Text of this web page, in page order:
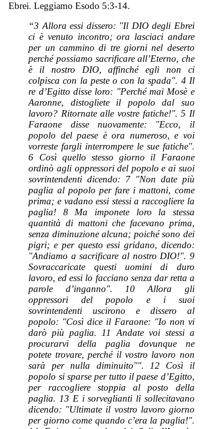
Ebrei. Leggiamo Esodo 5:3-14.
“3 Allora essi dissero: "Il DIO degli Ebrei
ci è venuto incontro; ora lasciaci andare
per un cammino di tre giorni nel deserto
perché possiamo sacrificare all’Eterno, che
è il nostro DIO, affinché egli non ci
colpisca con la peste o con la spada". 4 Il
re d’Egitto disse loro: "Perché mai Mosè e
Aaronne, distogliete il popolo dal suo
lavoro? Ritornate alle vostre fatiche!". 5 Il
Faraone disse nuovamente: "Ecco, il
popolo del paese è ora numeroso, e voi
vorreste fargli interrompere le sue fatiche".
6 Così quello stesso giorno il Faraone
ordinò agli oppressori del popolo e ai suoi
sovrintendenti dicendo: 7 "Non date più
paglia al popolo per fare i mattoni, come
prima; e vadano essi stessi a raccogliere la
paglia! 8 Ma imponete loro la stessa
quantità di mattoni che facevano prima,
senza diminuzione alcuna; poiché sono dei
pigri; e per questo essi gridano, dicendo:
"Andiamo a sacrificare al nostro DIO!". 9
Sovraccaricate questi uomini di duro
lavoro, ed essi lo facciano senza dar retta a
parole d’inganno". 10 Allora gli
oppressori del popolo e i suoi
sovrintendenti uscirono e dissero al
popolo: "Così dice il Faraone: "Io non vi
darò più paglia. 11 Andate voi stessi a
procurarvi della paglia dovunque ne
potete trovare, perché il vostro lavoro non
sarà per nulla diminuito"". 12 Così il
popolo si sparse per tutto il paese d’Egitto,
per raccogliere stoppia al posto della
paglia. 13 E i sorveglianti li sollecitavano
dicendo: "Ultimate il vostro lavoro giorno
per giorno come quando c’era la paglia!".